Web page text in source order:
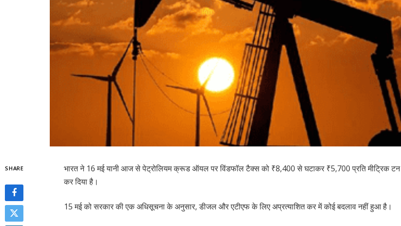
SHARE
भारत ने 16 मई यानी आज से पेट्रोलियम क्रूड ऑयल पर विंडफॉल टैक्स को ₹8,400 से घटाकर ₹5,700 प्रति मीट्रिक टन
कर दिया है।
15 मई को सरकार की एक अधिसूचना के अनुसार, डीजल और एटीएफ के लिए अप्रत्याशित कर में कोई बदलाव नहीं हुआ है।